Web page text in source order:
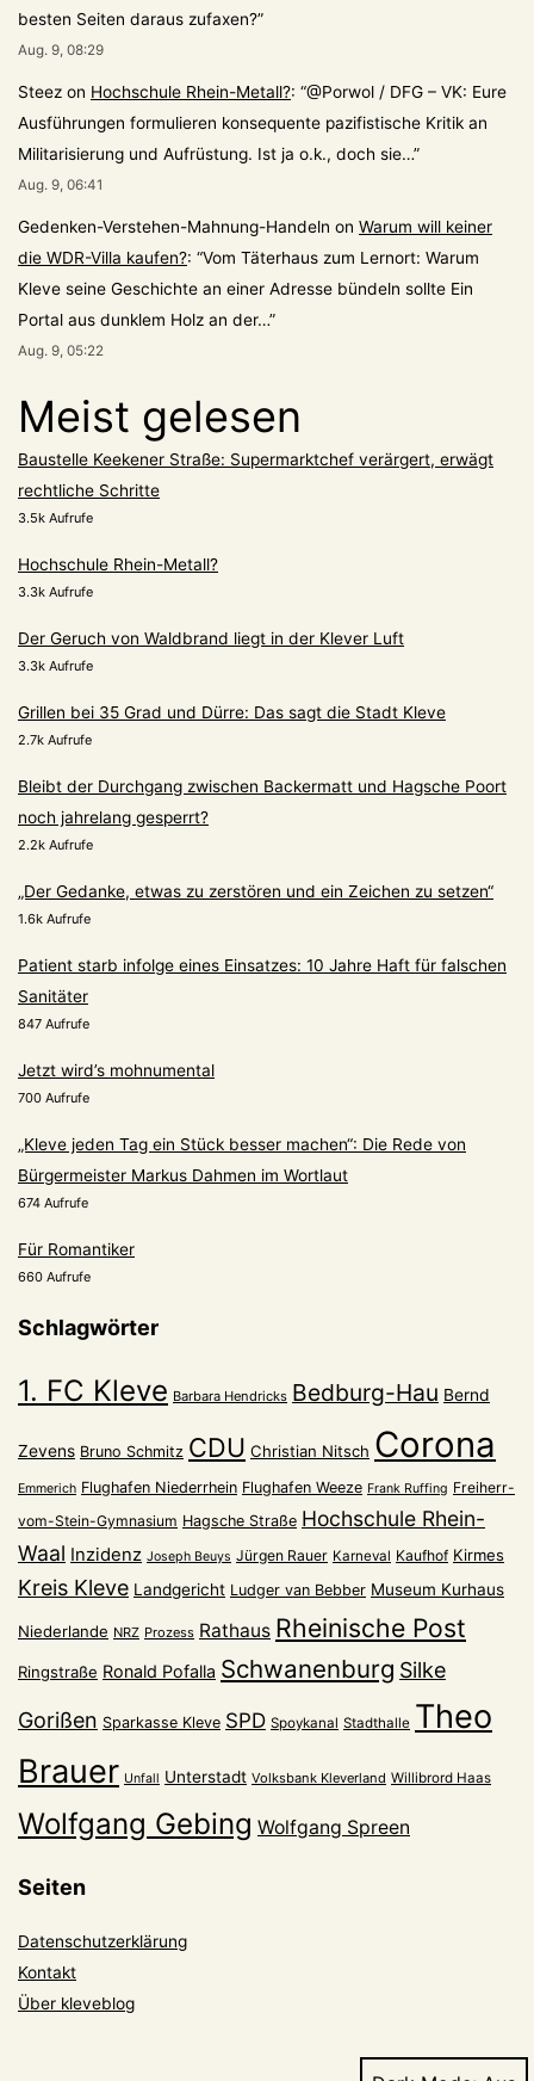
besten Seiten daraus zufaxen?”
Aug. 9, 08:29
Steez on Hochschule Rhein-Metall?: “@Porwol / DFG – VK: Eure
Ausführungen formulieren konsequente pazifistische Kritik an
Militarisierung und Aufrüstung. Ist ja o.k., doch sie…”
Aug. 9, 06:41
Gedenken-Verstehen-Mahnung-Handeln on Warum will keiner
die WDR-Villa kaufen?: “Vom Täterhaus zum Lernort: Warum
Kleve seine Geschichte an einer Adresse bündeln sollte Ein
Portal aus dunklem Holz an der…”
Aug. 9, 05:22
Meist gelesen
Baustelle Keekener Straße: Supermarktchef verärgert, erwägt
rechtliche Schritte
3.5k Aufrufe
Hochschule Rhein-Metall?
3.3k Aufrufe
Der Geruch von Waldbrand liegt in der Klever Luft
3.3k Aufrufe
Grillen bei 35 Grad und Dürre: Das sagt die Stadt Kleve
2.7k Aufrufe
Bleibt der Durchgang zwischen Backermatt und Hagsche Poort
noch jahrelang gesperrt?
2.2k Aufrufe
„Der Gedanke, etwas zu zerstören und ein Zeichen zu setzen“
1.6k Aufrufe
Patient starb infolge eines Einsatzes: 10 Jahre Haft für falschen
Sanitäter
847 Aufrufe
Jetzt wird’s mohnumental
700 Aufrufe
„Kleve jeden Tag ein Stück besser machen“: Die Rede von
Bürgermeister Markus Dahmen im Wortlaut
674 Aufrufe
Für Romantiker
660 Aufrufe
Schlagwörter
1. FC Kleve Barbara Hendricks Bedburg-Hau Bernd
Zevens Bruno Schmitz CDU Christian Nitsch Corona
Emmerich Flughafen Niederrhein Flughafen Weeze Frank Ruffing Freiherr-
vom-Stein-Gymnasium Hagsche Straße Hochschule Rhein-
Waal Inzidenz Joseph Beuys Jürgen Rauer Karneval Kaufhof Kirmes
Kreis Kleve Landgericht Ludger van Bebber Museum Kurhaus
Niederlande NRZ Prozess Rathaus Rheinische Post
Ringstraße Ronald Pofalla Schwanenburg Silke
Gorißen Sparkasse Kleve SPD Spoykanal Stadthalle Theo
Brauer Unfall Unterstadt Volksbank Kleverland Willibrord Haas
Wolfgang Gebing Wolfgang Spreen
Seiten
Datenschutzerklärung
Kontakt
Über kleveblog